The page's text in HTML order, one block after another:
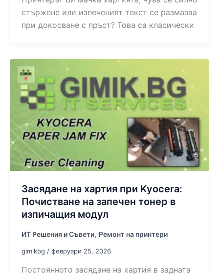
стържене или изпеченият текст се размазва
при докосване с пръст? Това са класически
Засядане на хартия при Kyocera:
Почистване на запечен тонер в
изпичащия модул
ИТ Решения и Съвети, Ремонт на принтери
gimikbg / февруари 25, 2026
Постоянното засядане на хартия в задната